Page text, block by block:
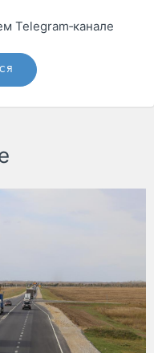
Telegram‑канале